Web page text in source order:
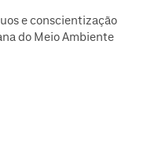
e conscientização
do Meio Ambiente